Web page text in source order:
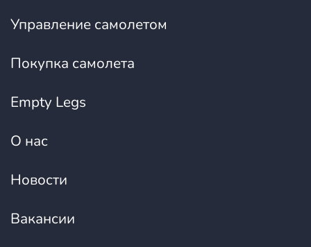
Управление самолетом
Покупка самолета
Empty Legs
О нас
Новости
Вакансии